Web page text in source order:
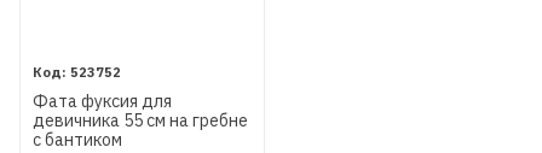
523752
Фата фуксия для
девичника 55 см на гребне
с бантиком